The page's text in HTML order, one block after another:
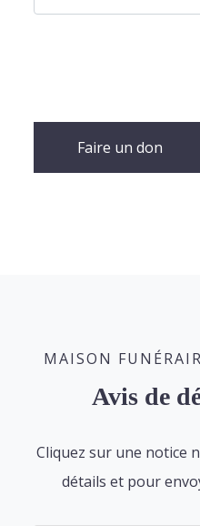
Faire un don
MAISON
Avis de
Cliquez sur une notice
détails et pour